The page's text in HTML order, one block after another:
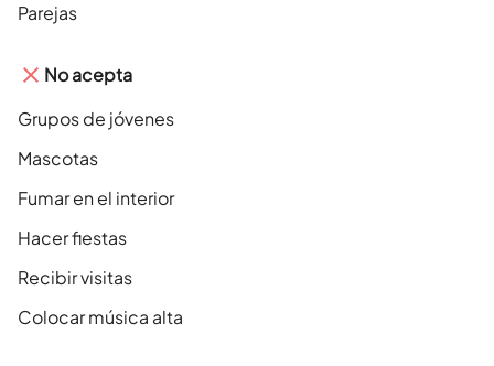
Parejas
No acepta
Grupos de jóvenes
Mascotas
Fumar en el interior
Hacer fiestas
Recibir visitas
Colocar música alta